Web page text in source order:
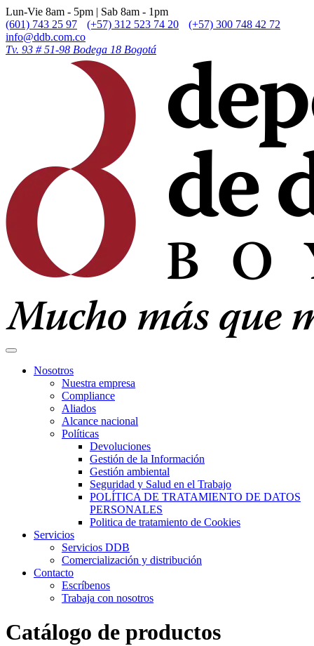
Lun-Vie 8am - 5pm | Sab 8am - 1pm
(601) 743 25 97
(+57) 312 523 74 20
(+57) 300 748 42 72
info@ddb.com.co
Tv. 93 # 51-98 Bodega 18 Bogotá
Nosotros
Nuestra empresa
Compliance
Aliados
Alcance nacional
Políticas
Devoluciones
Gestión de la Información
Gestión ambiental
Seguridad y Salud en el Trabajo
POLÍTICA DE TRATAMIENTO DE DATOS
PERSONALES
Politica de tratamiento de Cookies
Servicios
Servicios DDB
Comercialización y distribución
Contacto
Escríbenos
Trabaja con nosotros
Catálogo de productos